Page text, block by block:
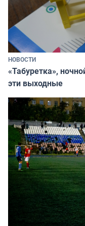
НОВОСТИ
«Табуретка»,
эти выходные